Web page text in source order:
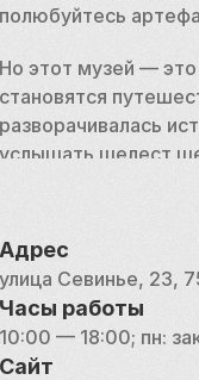
полюбуйтесь
Но этот музей —
становятся
разворачивалась
услышать шелест
В мире, где
непреходящей силы
история,
но и неосязаемую
сердца и умы.
Адрес
улица Севинье, 23,
Часы работы
10:00 — 18:00; пн:
Сайт